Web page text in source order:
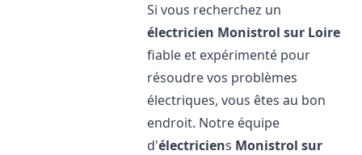
Si vous recherchez un
électricien Monistrol sur Loire
fiable et expérimenté pour
résoudre vos problèmes
électriques, vous êtes au bon
endroit. Notre équipe
d'électriciens Monistrol sur